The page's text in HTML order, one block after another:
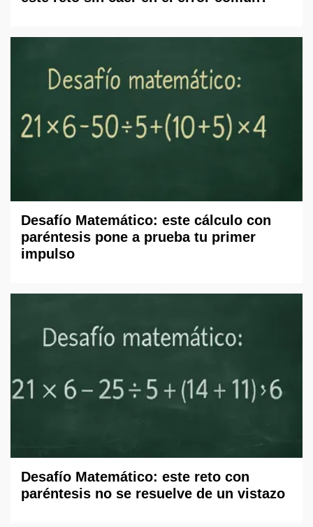
Desafío Matemático: este cálculo con
paréntesis pone a prueba tu primer
impulso
Desafío Matemático: este reto con
paréntesis no se resuelve de un vistazo